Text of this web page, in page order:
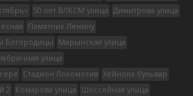
50 лет ВЛКСМ улица Димитрова улица
Памятник Ленину
Богородицы
Марынская улица
улица
Стадион Локомотив Хейнола бульвар
2 Комарова улица
Шоссейная улица